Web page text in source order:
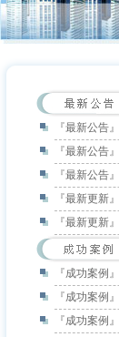
『最新公告』
『最新公告』
『最新公告』
『最新更新』
『最新更新』
『成功案例』
『成功案例』
『成功案例』